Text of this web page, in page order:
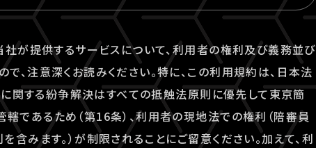
が提供するサービスについて、利用者の権利及び義務並び
、注意深くお読みください。特に、この利用規約は、日本法
に関する紛争解決はすべての抵触法原則に優先して東京簡
であるため（第16条）、利用者の現地法での権利（陪審員
みます。）が制限されることにご留意ください。加えて、利